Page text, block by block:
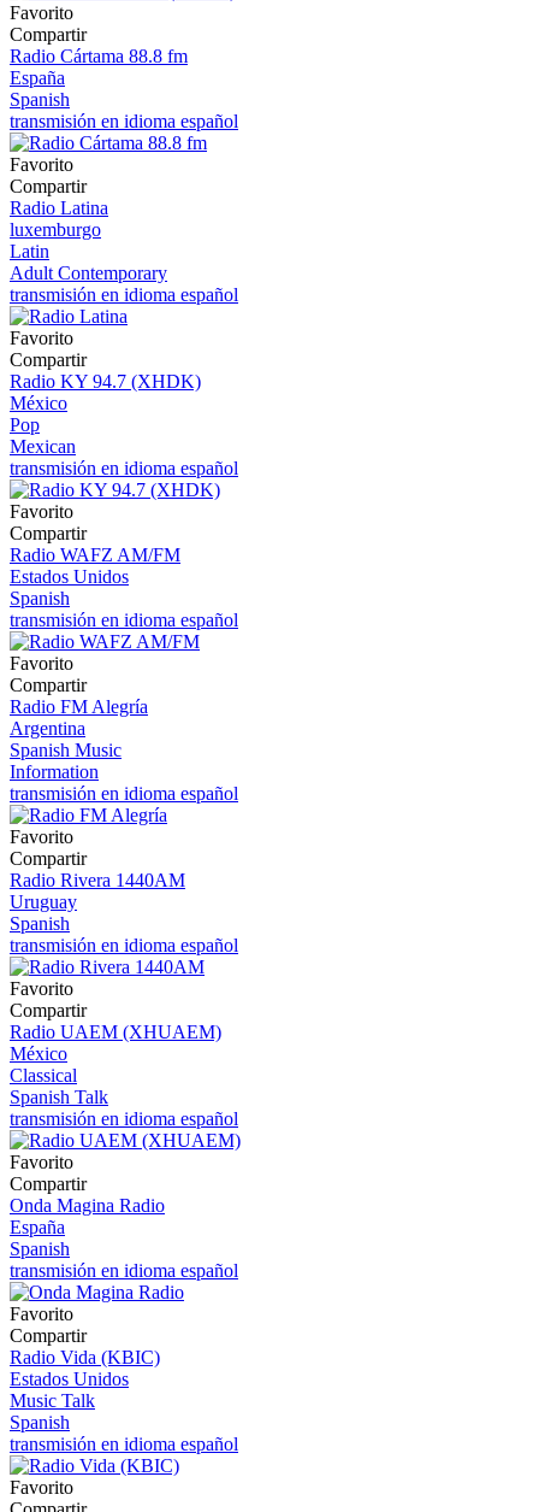
Favorito
Compartir
Radio Cártama 88.8 fm
España
Spanish
transmisión en idioma español
Favorito
Compartir
Radio Latina
luxemburgo
Latin
Adult Contemporary
transmisión en idioma español
Favorito
Compartir
Radio KY 94.7 (XHDK)
México
Pop
Mexican
transmisión en idioma español
Favorito
Compartir
Radio WAFZ AM/FM
Estados Unidos
Spanish
transmisión en idioma español
Favorito
Compartir
Radio FM Alegría
Argentina
Spanish Music
Information
transmisión en idioma español
Favorito
Compartir
Radio Rivera 1440AM
Uruguay
Spanish
transmisión en idioma español
Favorito
Compartir
Radio UAEM (XHUAEM)
México
Classical
Spanish Talk
transmisión en idioma español
Favorito
Compartir
Onda Magina Radio
España
Spanish
transmisión en idioma español
Favorito
Compartir
Radio Vida (KBIC)
Estados Unidos
Music Talk
Spanish
transmisión en idioma español
Favorito